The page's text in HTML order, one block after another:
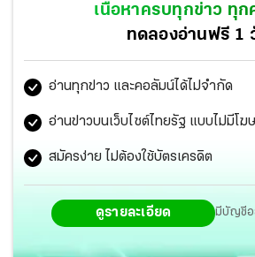
เนื้อหาครบทุกข่าว ทุก
ทดลองอ่านฟรี 1
อ่านทุกข่าว และคอลัมน์ได้ไม่จำกัด
อ่านข่าวบนเว็บไซต์ไทยรัฐ แบบไม่มีโ
สมัครง่าย ไม่ต้องใช้บัตรเครดิต
ดูรายละเอียด มีบัญชีอ